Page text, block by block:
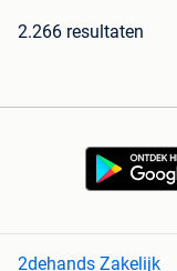
2.266 resultaten
2dehands Zakelijk